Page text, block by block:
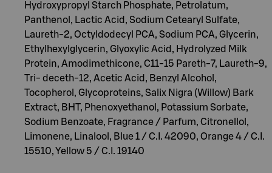
Hydroxypropyl Starch Phosphate, Petrolatum,
Panthenol, Lactic Acid, Sodium Cetearyl Sulfate,
Laureth-2, Octyldodecyl PCA, Sodium PCA, Glycerin,
Ethylhexylglycerin, Glyoxylic Acid, Hydrolyzed Milk
Protein, Amodimethicone, C11-15 Pareth-7, Laureth-9,
Tri- deceth-12, Acetic Acid, Benzyl Alcohol,
Tocopherol, Glycoproteins, Salix Nigra (Willow) Bark
Extract, BHT, Phenoxyethanol, Potassium Sorbate,
Sodium Benzoate, Fragrance / Parfum, Citronellol,
Limonene, Linalool, Blue 1 / C.I. 42090, Orange 4 / C.I.
15510, Yellow 5 / C.I. 19140